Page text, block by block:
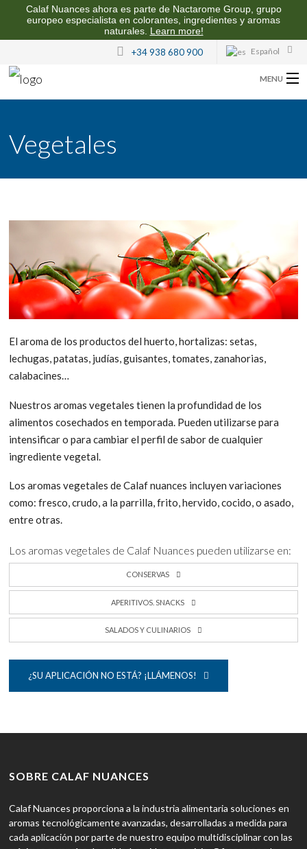
Calaf Nuances ahora es parte de Nactarome Group, grupo
europeo especialista en colorantes, ingredientes y aromas
naturales. Learn more!
Español
+34 938 680 900
MENU
AROMAS PARA LA INDUSTRIA ALIMENTARIA
CALIDAD Y SOSTENIBILIDAD
Vegetales
El aroma de los productos del huerto, hortalizas: setas,
lechugas, patatas, judías, guisantes, tomates, zanahorias,
calabacines…
Nuestros aromas vegetales tienen la profundidad de los
alimentos cosechados en temporada. Pueden utilizarse para
intensificar o para cambiar el perfil de sabor de cualquier
ingrediente vegetal.
Los aromas vegetales de Calaf nuances incluyen variaciones
como: fresco, crudo, a la parrilla, frito, hervido, cocido, o asado,
entre otras.
Los aromas vegetales de Calaf Nuances pueden utilizarse en:
CONSERVAS
APERITIVOS. SNACKS
SALADOS Y CULINARIOS
¿SU APLICACIÓN NO ESTÁ? ¡LLÁMENOS!
SOBRE CALAF NUANCES
Calaf Nuances proporciona a la industria alimentaria soluciones en
aromas tecnológicamente avanzadas, desarrolladas a medida para
cada aplicación por parte de nuestro equipo multidisciplinar con las